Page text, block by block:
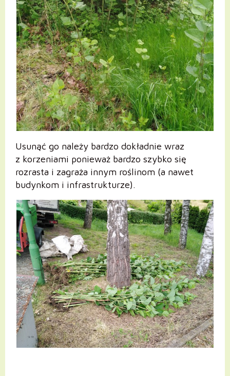
Usunąć go należy bardzo dokładnie wraz
z korzeniami ponieważ bardzo szybko się
rozrasta i zagraża innym roślinom (a nawet
budynkom i infrastrukturze).